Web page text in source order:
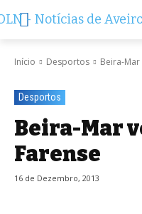
Início Desportos Beira-Mar
Desportos
Beira-Mar
Farense
16 de Dezembro, 2013